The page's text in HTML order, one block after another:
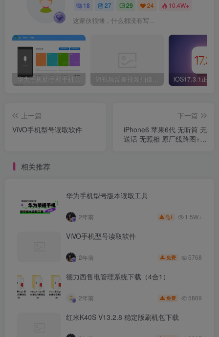
18 27 29 24 10.4W+
这家伙很懒，什么都没有写...
华为手机助手和手机无法连接，电脑有叮咚叮咚声。 短视频反差视频拍摄脚本示例
上一篇
ViVO手机型号读取软件
下一篇
iPhone6 苹果6代 无听筒 无
送话 无照相 原厂线路图+排
相关推荐
华为手机型号版本读取工具
2年前 1 1.5W+
ViVO手机型号读取软件
2年前 免费 5768
德力西售电管理系统下载（4合1）
2年前 免费 5869
红米K40S V13.2.8 稳定版刷机包下载